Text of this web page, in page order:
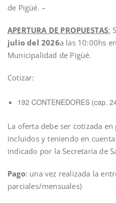
de Pigüé. –
APERTURA DE PROPUESTAS:
julio del 2026a las 10:00hs
Municipalidad de Pigüé.
Cotizar:
192 CONTENEDORES (cap.
La oferta debe ser cotizada
incluidos y teniendo en
indicado por la Secretaria de
Pago: una vez realizada la
parciales/mensuales)